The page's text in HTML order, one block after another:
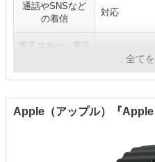
通話やSNSなど
の着信
対応
電子マネー・電子
ApplePay、
全て
Apple（アップル）『Apple